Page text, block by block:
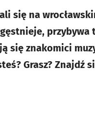
się na
przybywa
się znakomici
Grasz? Znajdź